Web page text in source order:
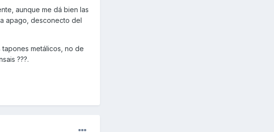
aunque me dá bien las
apago, desconecto del
tapones metálicos, no de
???.